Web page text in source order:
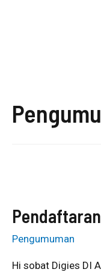
Pengumuman
Hi sobat Digies DI